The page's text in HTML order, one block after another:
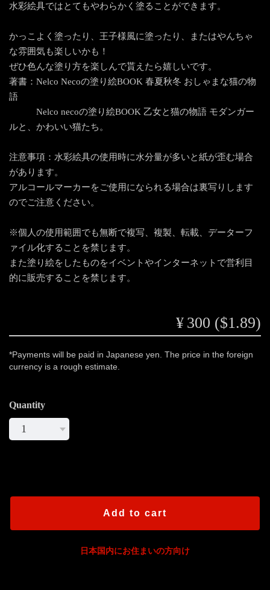
水彩絵具ではとてもやわらかく塗ることができます。
かっこよく塗ったり、王子様風に塗ったり、またはやんちゃ
な雰囲気も楽しいかも！
ぜひ色んな塗り方を楽しんで貰えたら嬉しいです。
著書：Nelco Necoの塗り絵BOOK 春夏秋冬 おしゃまな猫の物
語
Nelco necoの塗り絵BOOK 乙女と猫の物語 モダンガー
ルと、かわいい猫たち。
注意事項：水彩絵具の使用時に水分量が多いと紙が歪む場合
があります。
アルコールマーカーをご使用になられる場合は裏写りします
のでご注意ください。
※個人の使用範囲でも無断で複写、複製、転載、データーフ
ァイル化することを禁じます。
また塗り絵をしたものをイベントやインターネットで営利目
的に販売することを禁じます。
¥300 ($1.89)
*Payments will be paid in Japanese yen. The price in the foreign
currency is a rough estimate.
Quantity
Add to cart
日本国内にお住まいの方向け